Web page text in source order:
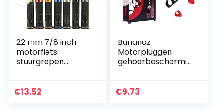
22 mm 7/8 inch
motorfiets
stuurgrepen
scooter sport fiets
€13.52
Bananaz
Motorpluggen
gehoorbeschermin
€9.73